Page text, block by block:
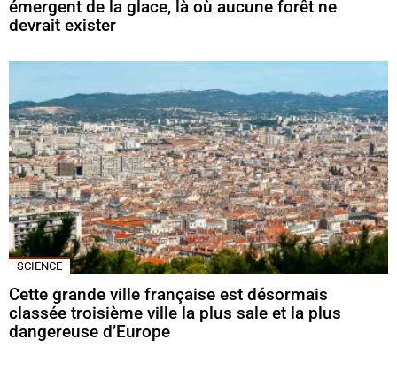
émergent de la glace, là où aucune forêt ne
devrait exister
SCIENCE
Cette grande ville française est désormais
classée troisième ville la plus sale et la plus
dangereuse d’Europe